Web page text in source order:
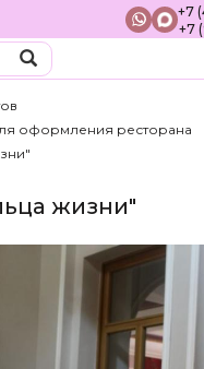
+7
+7
оформления ресторана
жизни"